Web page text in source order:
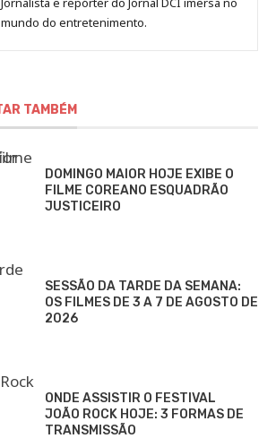
Sara
mundo do entretenimento.
TAMBÉM
DOMINGO MAIOR HOJE EXIBE O
FILME COREANO ESQUADRÃO
JUSTICEIRO
SESSÃO DA TARDE DA SEMANA:
OS FILMES DE 3 A 7 DE AGOSTO DE
2026
ONDE ASSISTIR O FESTIVAL
JOÃO ROCK HOJE: 3 FORMAS DE
TRANSMISSÃO